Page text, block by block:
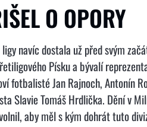
O OPORY
navíc dostala už před svým
Písku a bývalí
fotbalisté Jan Rajnoch, Antonín
Slavie Tomáš Hrdlička. Dění v
aby měl s kým dohrát tuto